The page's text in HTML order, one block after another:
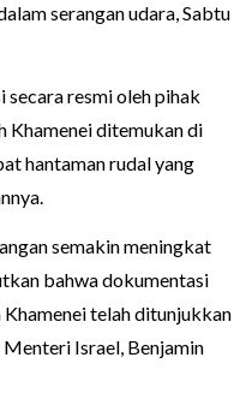
serangan udara, Sabtu
resmi oleh pihak
Khamenei ditemukan di
hantaman rudal yang
semakin meningkat
bahwa dokumentasi
Khamenei telah ditunjukkan
Menteri Israel, Benjamin